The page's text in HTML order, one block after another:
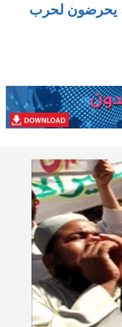
يحرضون لحرب